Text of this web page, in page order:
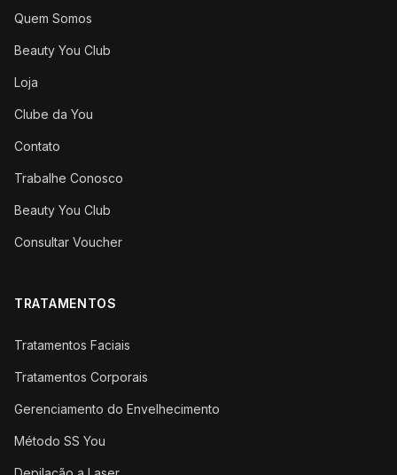
Quem Somos
Beauty You Club
Loja
Clube da You
Contato
Trabalhe Conosco
Beauty You Club
Consultar Voucher
TRATAMENTOS
Tratamentos Faciais
Tratamentos Corporais
Gerenciamento do Envelhecimento
Método SS You